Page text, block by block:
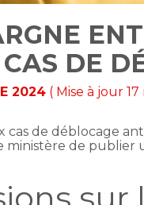
DE
2024 ( Mise à jour
de déblocage
ministère de